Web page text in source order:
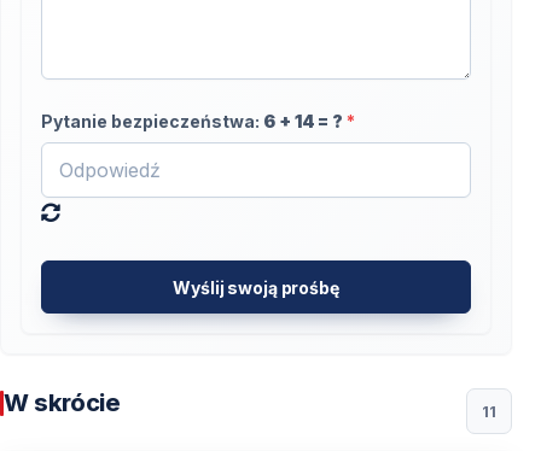
Pytanie bezpieczeństwa: 6 + 14 = ? *
Wyślij swoją prośbę
W skrócie 11